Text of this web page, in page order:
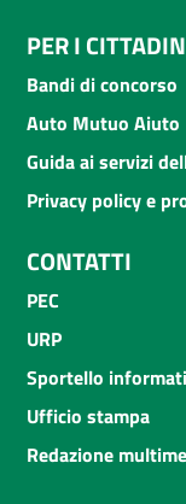
PER I
Bandi di concorso
Auto Mutuo Aiuto
Guida ai servizi
Privacy policy e
CONTATTI
PEC
URP
Sportello
Ufficio stampa
Redazione